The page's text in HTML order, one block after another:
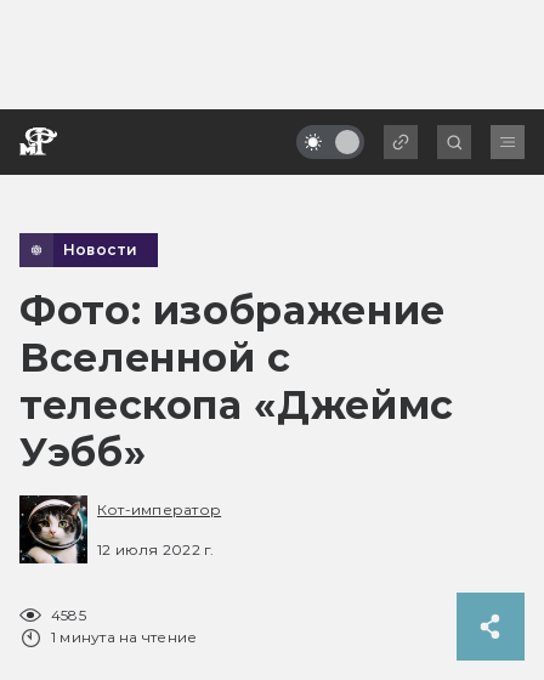
Новости
Фото: изображение
Вселенной с
телескопа «Джеймс
Уэбб»
Кот-император
12 июля 2022 г.
4585
1 минута на чтение